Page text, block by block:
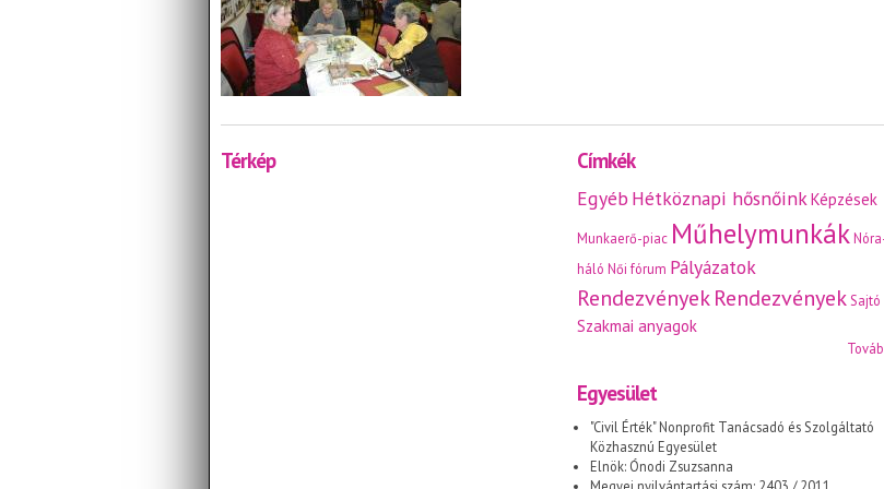
Térkép Címkék
EgyébHétköznapi hősnőinkKépzések
Munkaerő-piac Műhelymunkák
háló Női fórum Pályázatok
RendezvényekRendezvények Sajtó
Szakmai anyagok
Egyesület
"Civil Érték" Nonprofit Tanácsadó és Szolgáltató
Közhasznú Egyesület
Elnök: Ónodi Zsuzsanna